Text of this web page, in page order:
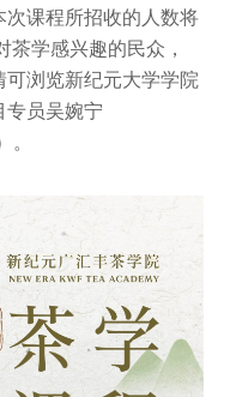
课程所招收的人数将
学感兴趣的民众，
浏览新纪元大学学院
专员吴婉宁
。